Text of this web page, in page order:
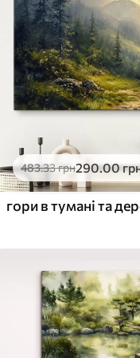
✗
Поверхня з
полотна
✗Екологічний
483.33грн290.00
гори в тумані та